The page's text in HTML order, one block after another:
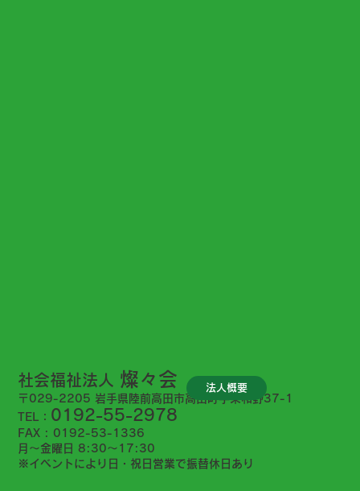
社会福祉法人 燦々会
〒029-2205 岩手県陸前高田市高田町字東和野37-1
TEL： 0192-55-2978
FAX : 0192-53-1336
月〜金曜日 8:30〜17:30
※イベントにより日・祝日営業で振替休日あり
法人概要